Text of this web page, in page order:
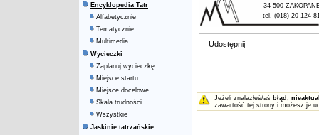
Encyklopedia Tatr
Alfabetycznie
Tematycznie
Multimedia
Wycieczki
Zaplanuj wycieczkę
Miejsce startu
Miejsce docelowe
Skala trudności
Wszystkie
Jaskinie tatrzańskie
34-500
tel. (018) 20 124
Udostępnij
Jeżeli znalazłeś/aś błąd ,
zawartość tej strony i możesz je